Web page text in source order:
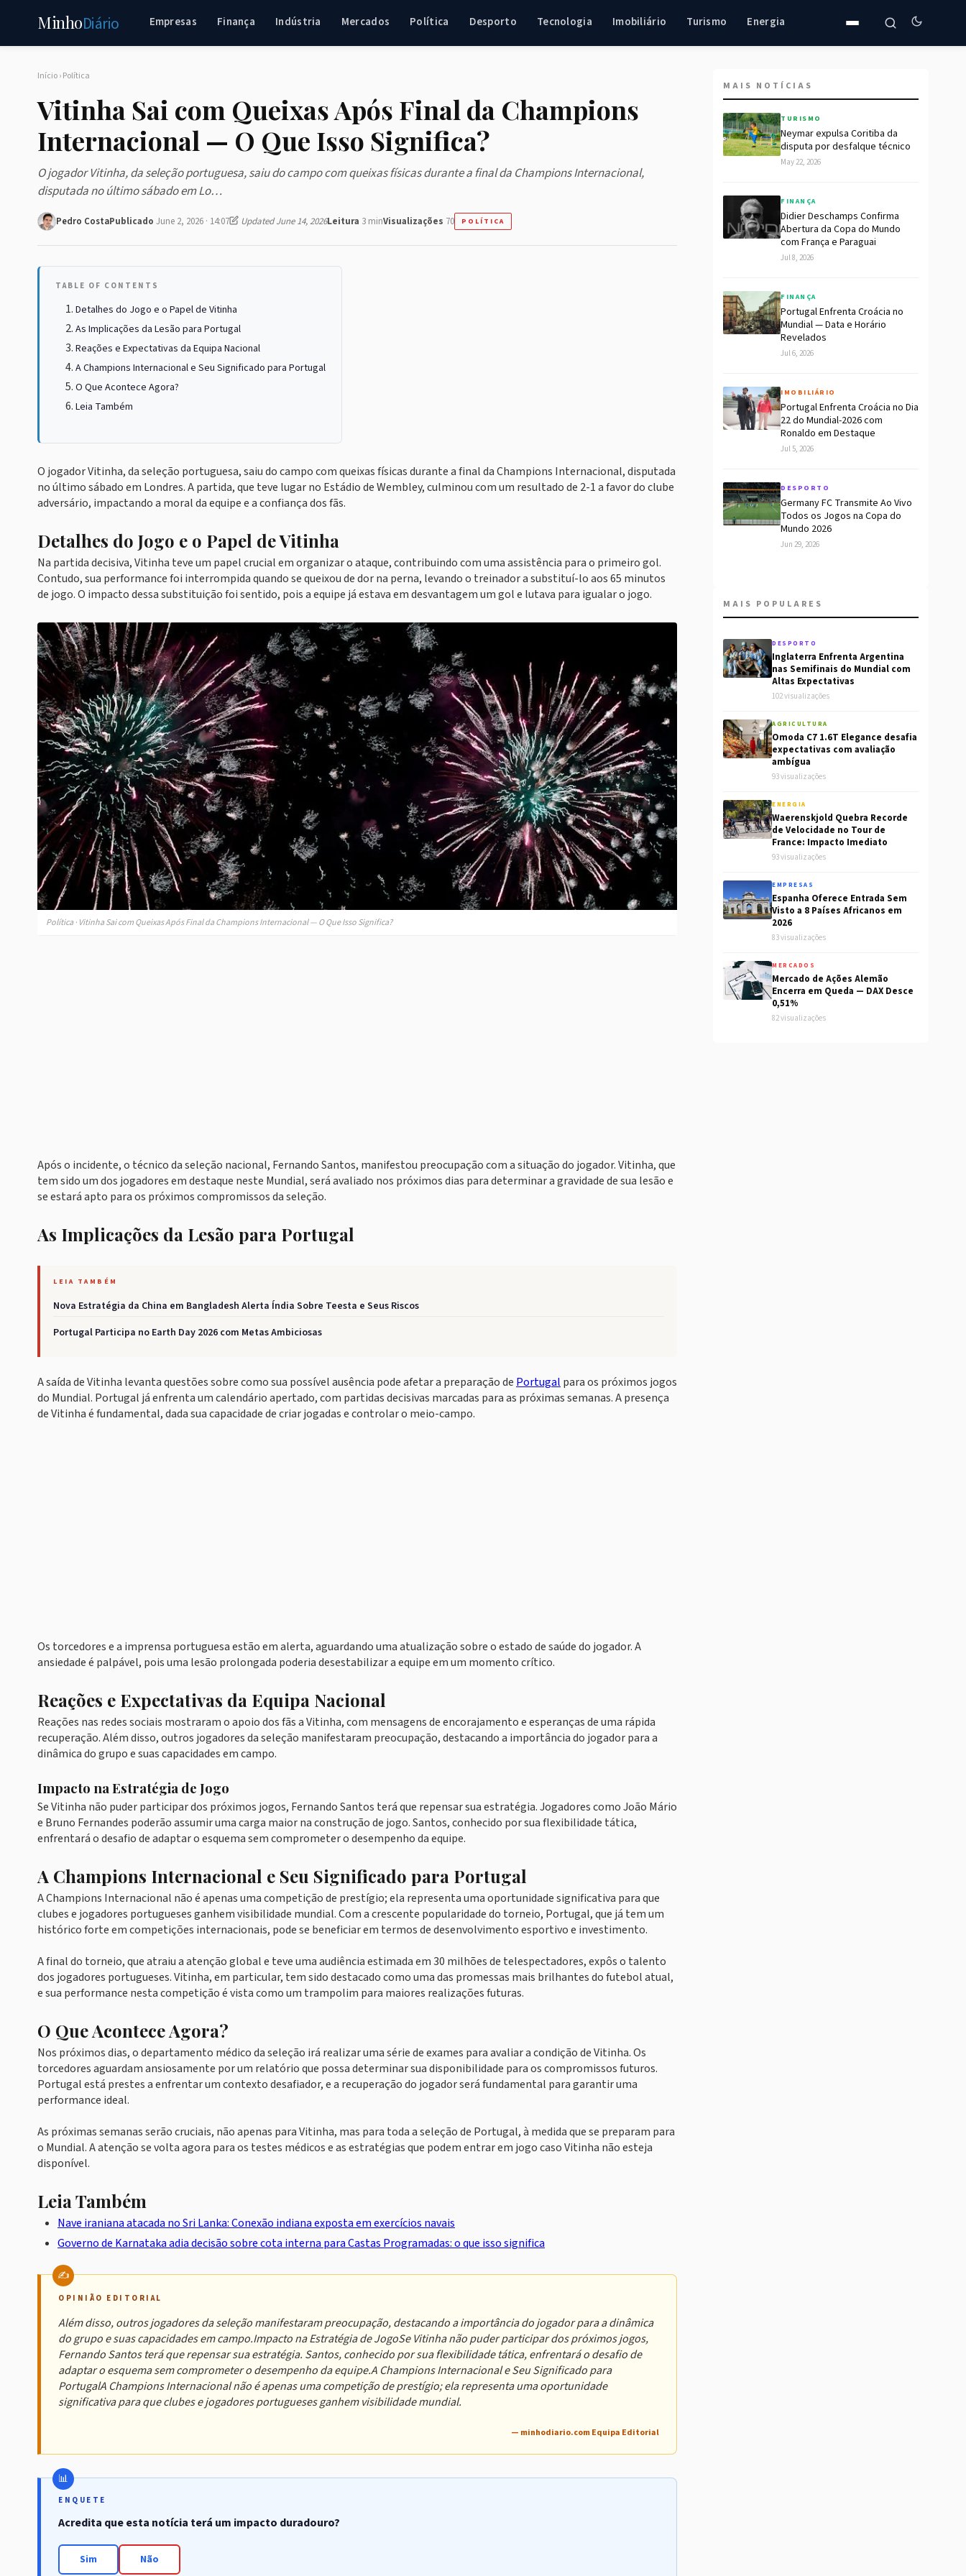
MinhoDiário Empresas Finança Indústria Mercados Política Desporto Tecnologia Imobiliário Turismo Energia
Início›Política
Vitinha Sai com Queixas Após Final da Champions
Internacional — O Que Isso Significa?
O jogador Vitinha, da seleção portuguesa, saiu do campo com queixas físicas durante a final da Champions Internacional,
disputada no último sábado em Lo…
Pedro CostaPublicado June 2, 2026 · 14:07 Updated June 14, 2026Leitura 3 minVisualizações 70 POLÍTICA
TABLE OF CONTENTS
Detalhes do Jogo e o Papel de Vitinha
As Implicações da Lesão para Portugal
Reações e Expectativas da Equipa Nacional
A Champions Internacional e Seu Significado para Portugal
O Que Acontece Agora?
Leia Também
O jogador Vitinha, da seleção portuguesa, saiu do campo com queixas físicas durante a final da Champions Internacional, disputada
no último sábado em Londres. A partida, que teve lugar no Estádio de Wembley, culminou com um resultado de 2-1 a favor do clube
adversário, impactando a moral da equipe e a confiança dos fãs.
Detalhes do Jogo e o Papel de Vitinha
Na partida decisiva, Vitinha teve um papel crucial em organizar o ataque, contribuindo com uma assistência para o primeiro gol.
Contudo, sua performance foi interrompida quando se queixou de dor na perna, levando o treinador a substituí-lo aos 65 minutos
de jogo. O impacto dessa substituição foi sentido, pois a equipe já estava em desvantagem um gol e lutava para igualar o jogo.
Política · Vitinha Sai com Queixas Após Final da Champions Internacional — O Que Isso Significa?
Após o incidente, o técnico da seleção nacional, Fernando Santos, manifestou preocupação com a situação do jogador. Vitinha, que
tem sido um dos jogadores em destaque neste Mundial, será avaliado nos próximos dias para determinar a gravidade de sua lesão e
se estará apto para os próximos compromissos da seleção.
As Implicações da Lesão para Portugal
LEIA TAMBÉM
Nova Estratégia da China em Bangladesh Alerta Índia Sobre Teesta e Seus Riscos
Portugal Participa no Earth Day 2026 com Metas Ambiciosas
A saída de Vitinha levanta questões sobre como sua possível ausência pode afetar a preparação de Portugal para os próximos jogos
do Mundial. Portugal já enfrenta um calendário apertado, com partidas decisivas marcadas para as próximas semanas. A presença
de Vitinha é fundamental, dada sua capacidade de criar jogadas e controlar o meio-campo.
Os torcedores e a imprensa portuguesa estão em alerta, aguardando uma atualização sobre o estado de saúde do jogador. A
ansiedade é palpável, pois uma lesão prolongada poderia desestabilizar a equipe em um momento crítico.
Reações e Expectativas da Equipa Nacional
Reações nas redes sociais mostraram o apoio dos fãs a Vitinha, com mensagens de encorajamento e esperanças de uma rápida
recuperação. Além disso, outros jogadores da seleção manifestaram preocupação, destacando a importância do jogador para a
dinâmica do grupo e suas capacidades em campo.
Impacto na Estratégia de Jogo
Se Vitinha não puder participar dos próximos jogos, Fernando Santos terá que repensar sua estratégia. Jogadores como João Mário
e Bruno Fernandes poderão assumir uma carga maior na construção de jogo. Santos, conhecido por sua flexibilidade tática,
enfrentará o desafio de adaptar o esquema sem comprometer o desempenho da equipe.
A Champions Internacional e Seu Significado para Portugal
A Champions Internacional não é apenas uma competição de prestígio; ela representa uma oportunidade significativa para que
clubes e jogadores portugueses ganhem visibilidade mundial. Com a crescente popularidade do torneio, Portugal, que já tem um
histórico forte em competições internacionais, pode se beneficiar em termos de desenvolvimento esportivo e investimento.
A final do torneio, que atraiu a atenção global e teve uma audiência estimada em 30 milhões de telespectadores, expôs o talento
dos jogadores portugueses. Vitinha, em particular, tem sido destacado como uma das promessas mais brilhantes do futebol atual,
e sua performance nesta competição é vista como um trampolim para maiores realizações futuras.
O Que Acontece Agora?
Nos próximos dias, o departamento médico da seleção irá realizar uma série de exames para avaliar a condição de Vitinha. Os
torcedores aguardam ansiosamente por um relatório que possa determinar sua disponibilidade para os compromissos futuros.
Portugal está prestes a enfrentar um contexto desafiador, e a recuperação do jogador será fundamental para garantir uma
performance ideal.
As próximas semanas serão cruciais, não apenas para Vitinha, mas para toda a seleção de Portugal, à medida que se preparam para
o Mundial. A atenção se volta agora para os testes médicos e as estratégias que podem entrar em jogo caso Vitinha não esteja
disponível.
Leia Também
Nave iraniana atacada no Sri Lanka: Conexão indiana exposta em exercícios navais
Governo de Karnataka adia decisão sobre cota interna para Castas Programadas: o que isso significa
OPINIÃO EDITORIAL
Além disso, outros jogadores da seleção manifestaram preocupação, destacando a importância do jogador para a dinâmica
do grupo e suas capacidades em campo.Impacto na Estratégia de JogoSe Vitinha não puder participar dos próximos jogos,
Fernando Santos terá que repensar sua estratégia. Santos, conhecido por sua flexibilidade tática, enfrentará o desafio de
adaptar o esquema sem comprometer o desempenho da equipe.A Champions Internacional e Seu Significado para
PortugalA Champions Internacional não é apenas uma competição de prestígio; ela representa uma oportunidade
significativa para que clubes e jogadores portugueses ganhem visibilidade mundial.
— minhodiario.com Equipa Editorial
ENQUETE
Acredita que esta notícia terá um impacto duradouro?
Sim Não
MAIS NOTÍCIAS
TURISMO
Neymar expulsa Coritiba da
disputa por desfalque técnico
May 22, 2026
FINANÇA
Didier Deschamps Confirma
Abertura da Copa do Mundo
com França e Paraguai
Jul 8, 2026
FINANÇA
Portugal Enfrenta Croácia no
Mundial — Data e Horário
Revelados
Jul 6, 2026
IMOBILIÁRIO
Portugal Enfrenta Croácia no Dia
22 do Mundial-2026 com
Ronaldo em Destaque
Jul 5, 2026
DESPORTO
Germany FC Transmite Ao Vivo
Todos os Jogos na Copa do
Mundo 2026
Jun 29, 2026
MAIS POPULARES
DESPORTO
Inglaterra Enfrenta Argentina
nas Semifinais do Mundial com
Altas Expectativas
102 visualizações
AGRICULTURA
Omoda C7 1.6T Elegance desafia
expectativas com avaliação
ambígua
93 visualizações
ENERGIA
Waerenskjold Quebra Recorde
de Velocidade no Tour de
France: Impacto Imediato
93 visualizações
EMPRESAS
Espanha Oferece Entrada Sem
Visto a 8 Países Africanos em
2026
83 visualizações
MERCADOS
Mercado de Ações Alemão
Encerra em Queda — DAX Desce
0,51%
82 visualizações